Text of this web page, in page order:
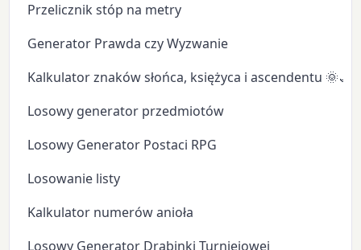
Przelicznik stóp na metry
Generator Prawda czy Wyzwanie
Kalkulator znaków słońca, księżyca i ascendentu
Losowy generator przedmiotów
Losowy Generator Postaci RPG
Losowanie listy
Kalkulator numerów anioła
Losowy Generator Drabinki Turniejowej